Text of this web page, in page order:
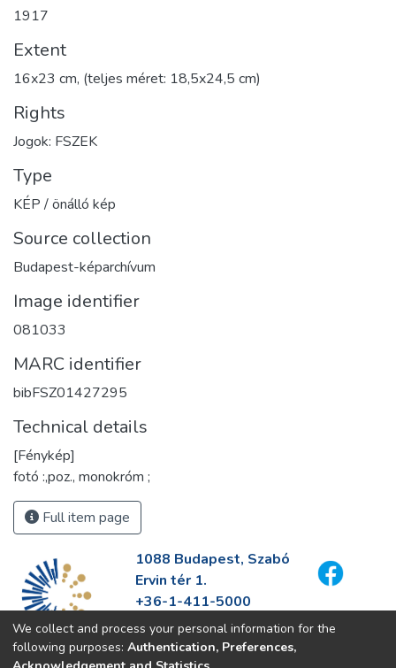
1917
Extent
16x23 cm, (teljes méret: 18,5x24,5 cm)
Rights
Jogok: FSZEK
Type
KÉP / önálló kép
Source collection
Budapest-képarchívum
Image identifier
081033
MARC identifier
bibFSZ01427295
Technical details
[Fénykép]
fotó :,poz., monokróm ;
Full item page
1088 Budapest, Szabó
Ervin tér 1.
+36-1-411-5000
info@fszek.hu
https://fszek.hu
We collect and process your personal information for the
following purposes: Authentication, Preferences,